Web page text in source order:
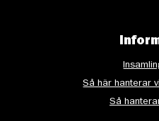
Så här hanterar
Så